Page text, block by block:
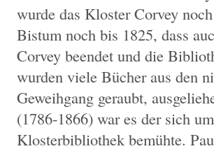
wurde das Kloster Corvey
Bistum noch bis 1825, dass
Corvey beendet und die
wurden viele Bücher aus den
Geweihgang geraubt,
(1786-1866) war es der sich
Klosterbibliothek bemühte.